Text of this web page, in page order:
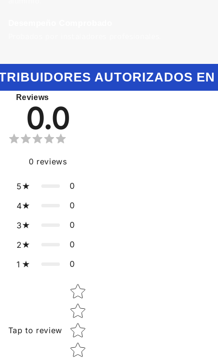
AUTORIZADOS EN
Reviews
0.0
0 reviews
5 0
4 0
3 0
2 0
1 0
Tap to review
Star rating